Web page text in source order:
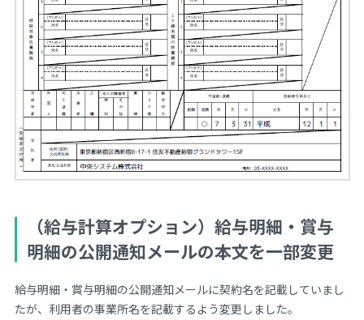
（給与計算オプション）給与明細・賞与
明細の公開通知メールの本文を一部変更
給与明細・賞与明細の公開通知メールに契約名を記載していまし
たが、利用者の事業所名を記載するよう変更しました。